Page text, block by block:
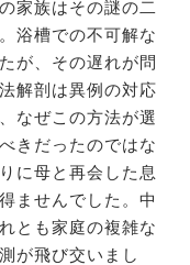
家族はその謎の二
浴槽での不可解な
が、その遅れが問
解剖は異例の対応
なぜこの方法が選
きだったのではな
に母と再会した息
ませんでした。中
とも家庭の複雑な
が飛び交いまし